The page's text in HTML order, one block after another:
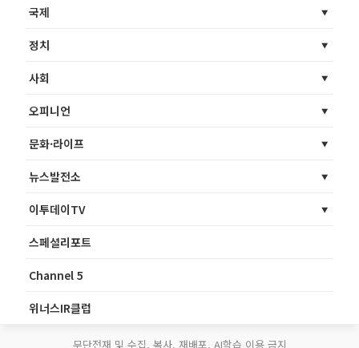
국제
정치
사회
오피니언
문화·라이프
뉴스발전소
이투데이TV
스페셜리포트
Channel 5
위너스IR클럽
무단전재 및 수집, 복사, 재배포, AI학습 이용 금지